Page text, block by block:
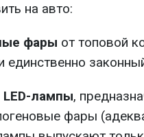
на авто:
фары от топовой
единственно
лампы,
фары